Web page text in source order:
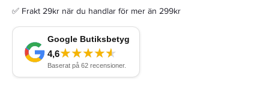
✅ Frakt 29kr när du handlar för mer än 299kr